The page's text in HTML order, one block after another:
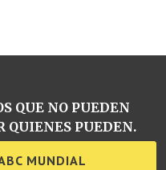
QUE NO PUEDEN
QUIENES PUEDEN.
MUNDIAL